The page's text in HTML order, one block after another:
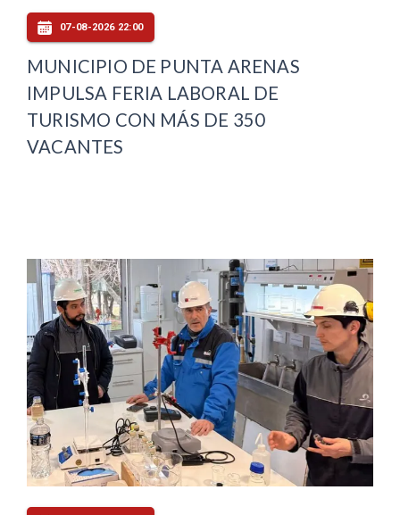
07-08-2026 22:00
MUNICIPIO DE PUNTA ARENAS
IMPULSA FERIA LABORAL DE
TURISMO CON MÁS DE 350
VACANTES